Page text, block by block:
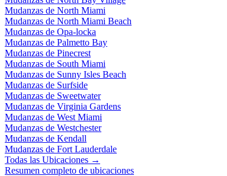
Mudanzas de North Miami
Mudanzas de North Miami Beach
Mudanzas de Opa-locka
Mudanzas de Palmetto Bay
Mudanzas de Pinecrest
Mudanzas de South Miami
Mudanzas de Sunny Isles Beach
Mudanzas de Surfside
Mudanzas de Sweetwater
Mudanzas de Virginia Gardens
Mudanzas de West Miami
Mudanzas de Westchester
Mudanzas de Kendall
Mudanzas de Fort Lauderdale
Todas las Ubicaciones →
Resumen completo de ubicaciones